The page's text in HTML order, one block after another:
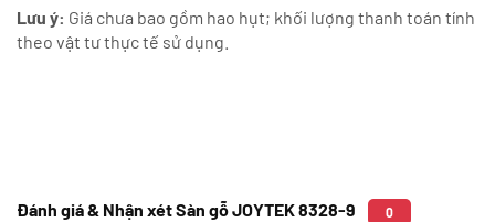
Lưu ý: Giá chưa bao gồm hao hụt; khối lượng thanh toán tính
theo vật tư thực tế sử dụng.
Đánh giá & Nhận xét Sàn gỗ JOYTEK 8328-9 0